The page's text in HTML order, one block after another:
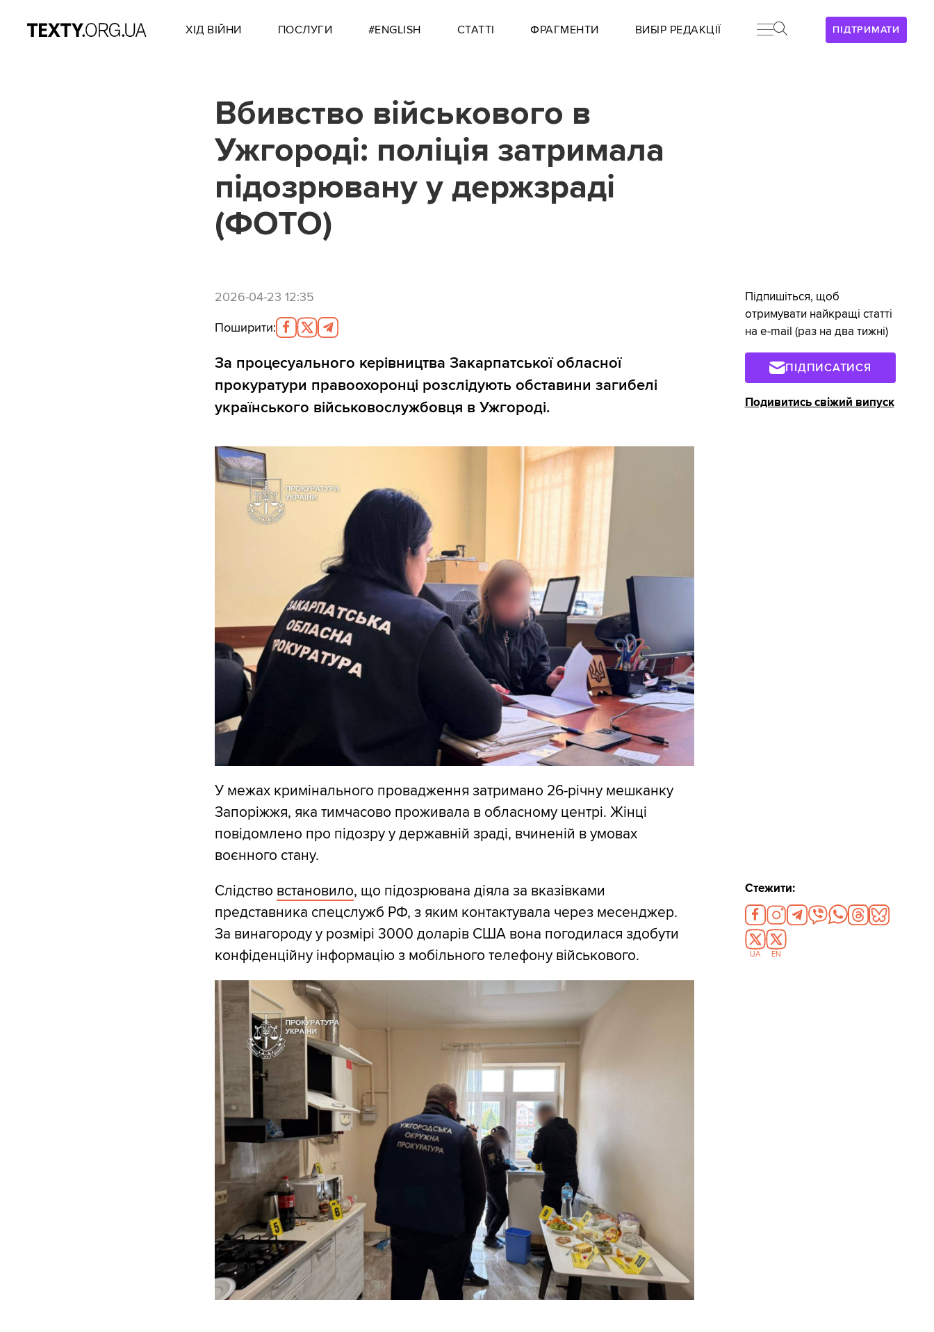
ПІДТРИМАТИ
ХІД ВІЙНИ ПОСЛУГИ #ENGLISH СТАТТІ ФРАГМЕНТИ ВИБІР РЕДАКЦІЇ
Вбивство військового в
Ужгороді: поліція затримала
підозрювану у держзраді
(ФОТО)
2026-04-23 12:35
Поширити:
За процесуального керівництва Закарпатської обласної
прокуратури правоохоронці розслідують обставини загибелі
українського військовослужбовця в Ужгороді.
У межах кримінального провадження затримано 26-річну мешканку
Запоріжжя, яка тимчасово проживала в обласному центрі. Жінці
повідомлено про підозру у державній зраді, вчиненій в умовах
воєнного стану.
Слідство встановило, що підозрювана діяла за вказівками
представника спецслужб РФ, з яким контактувала через месенджер.
За винагороду у розмірі 3000 доларів США вона погодилася здобути
конфіденційну інформацію з мобільного телефону військового.
Підпишіться, щоб
отримувати найкращі статті
на e-mail (раз на два тижні)
ПІДПИСАТИСЯ
Подивитись свіжий випуск
Стежити:
UA EN